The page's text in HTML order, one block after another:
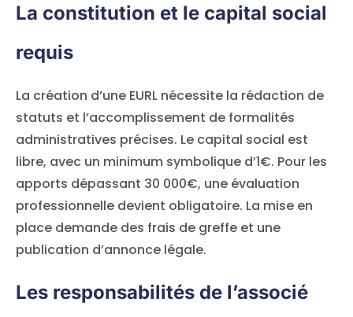
La constitution et le capital social
requis
La création d’une EURL nécessite la rédaction de
statuts et l’accomplissement de formalités
administratives précises. Le capital social est
libre, avec un minimum symbolique d’1€. Pour les
apports dépassant 30 000€, une évaluation
professionnelle devient obligatoire. La mise en
place demande des frais de greffe et une
publication d’annonce légale.
Les responsabilités de l’associé